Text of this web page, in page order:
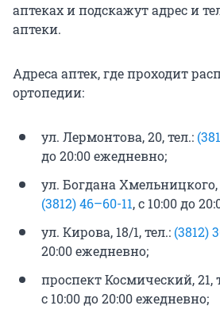
аптеках и подскажут адрес и
аптеки.
Адреса аптек, где проходит
ортопедии:
ул. Лермонтова, 20, тел.:
до 20:00 ежедневно;
ул. Богдана Хмельницкого,
(3812) 46–60-11, с 10:00 до
ул. Кирова, 18/1, тел.: (3812)
20:00 ежедневно;
проспект Космический, 21,
с 10:00 до 20:00 ежедневно;